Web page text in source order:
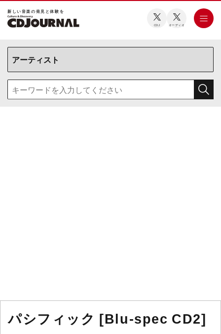
新しい⾳楽の発⾒と体験を
CDJ オーディオ
パシフィック [Blu-spec CD2]